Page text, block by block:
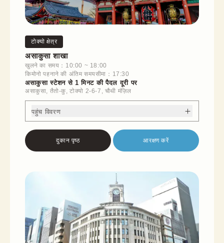
टोक्यो क्षेत्र
असाकुसा शाखा
खुलने का समय：10:00 ~ 18:00
किमोनो पहनाने की अंतिम समयसीमा：17:30
असाकुसा स्टेशन से 1 मिनट की पैदल दूरी पर
असाकुसा, तैतो-कु, टोक्यो 2-6-7, चौथी मंज़िल
पहुंच विवरण
दुकान पृष्ठ आरक्षण करें